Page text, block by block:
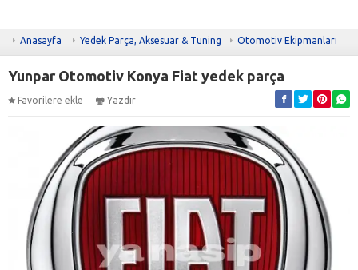
Anasayfa Yedek Parça, Aksesuar & Tuning Otomotiv Ekipmanları
Yunpar Otomotiv Konya Fiat yedek parça
Favorilere ekle Yazdır